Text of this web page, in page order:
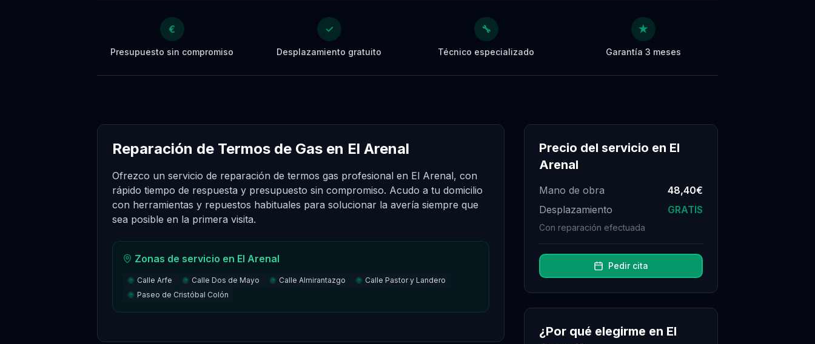
€
Presupuesto sin compromiso
✓
Desplazamiento gratuito
🔧
Técnico especializado
★
Garantía 3 meses
Reparación de Termos de Gas en El Arenal
Ofrezco un servicio de reparación de termos gas profesional en El Arenal, con
rápido tiempo de respuesta y presupuesto sin compromiso. Acudo a tu domicilio
con herramientas y repuestos habituales para solucionar la avería siempre que
sea posible en la primera visita.
Zonas de servicio en El Arenal
Calle Arfe Calle Dos de Mayo Calle Almirantazgo
Calle Pastor y Landero
Paseo de Cristóbal Colón
Precio del servicio en El
Arenal
Mano de obra
48,40€
Desplazamiento
GRATIS
Con reparación efectuada
Pedir cita
¿Por qué elegirme en El